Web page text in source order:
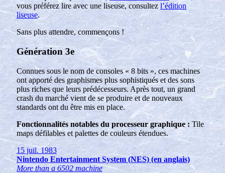
vous préférez lire avec une liseuse, consultez l’édition
liseuse.
Sans plus attendre, commençons !
Génération 3e
Connues sous le nom de consoles « 8 bits », ces machines
ont apporté des graphismes plus sophistiqués et des sons
plus riches que leurs prédécesseurs. Après tout, un grand
crash du marché vient de se produire et de nouveaux
standards ont du être mis en place.
Fonctionnalités notables du processeur graphique : Tile
maps défilables et palettes de couleurs étendues.
15 juil. 1983
Nintendo Entertainment System (NES) (en anglais)
More than a 6502 machine